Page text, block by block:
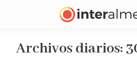
Archivos diarios: